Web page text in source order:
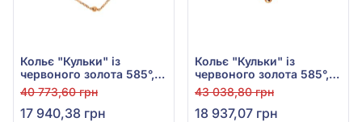
Кольє "Кульки" із
червоного золота 585°,
арт. 860376
40 773,60 грн
17 940,38 грн
Кольє "Кульки" із
червоного золота 585°,
арт. 860656
43 038,80 грн
18 937,07 грн